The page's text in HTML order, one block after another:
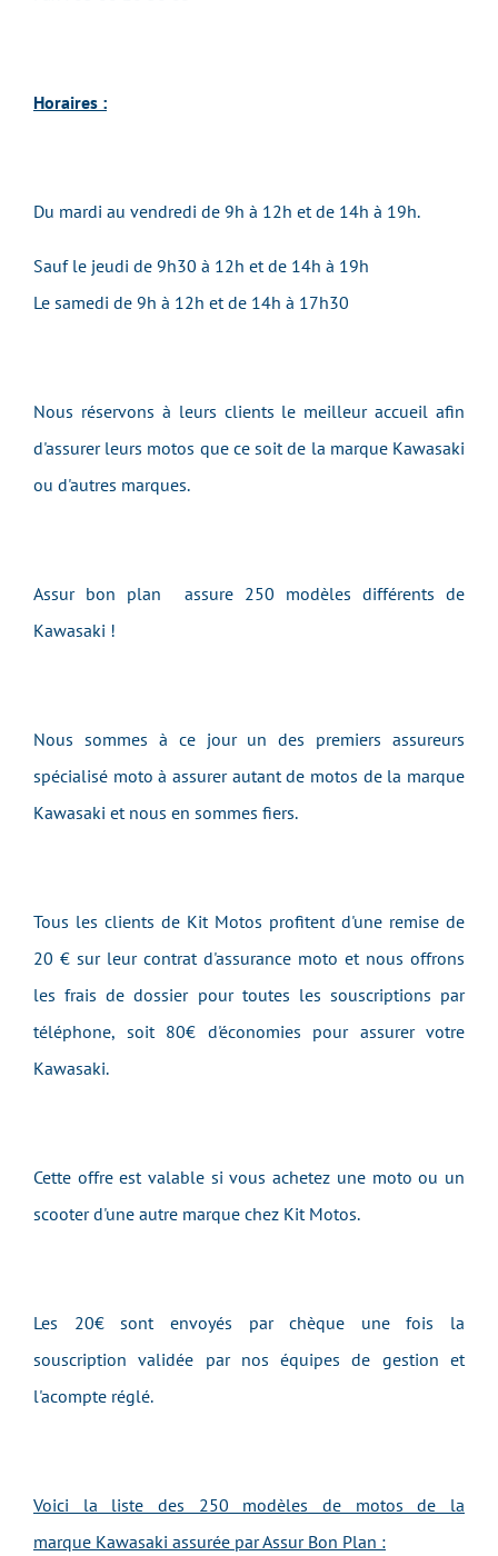
Horaires :
Du mardi au vendredi de 9h à 12h et de 14h à 19h.
Sauf le jeudi de 9h30 à 12h et de 14h à 19h
Le samedi de 9h à 12h et de 14h à 17h30
Nous réservons à leurs clients le meilleur accueil afin
d'assurer leurs motos que ce soit de la marque Kawasaki
ou d'autres marques.
Assur bon plan assure 250 modèles différents de
Kawasaki !
Nous sommes à ce jour un des premiers assureurs
spécialisé moto à assurer autant de motos de la marque
Kawasaki et nous en sommes fiers.
Tous les clients de Kit Motos profitent d'une remise de
20 € sur leur contrat d'assurance moto et nous offrons
les frais de dossier pour toutes les souscriptions par
téléphone, soit 80€ d'économies pour assurer votre
Kawasaki.
Cette offre est valable si vous achetez une moto ou un
scooter d'une autre marque chez Kit Motos.
Les 20€ sont envoyés par chèque une fois la
souscription validée par nos équipes de gestion et
l'acompte réglé.
Voici la liste des 250 modèles de motos de la
marque Kawasaki assurée par Assur Bon Plan :